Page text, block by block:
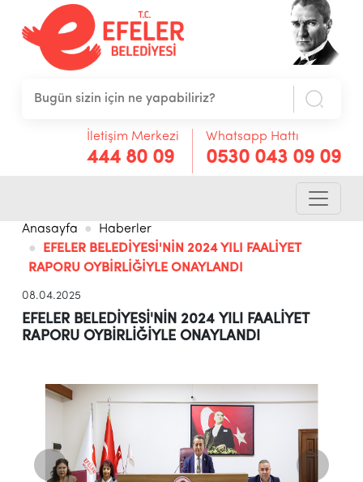
İletişim Merkezi
444 80 09
Whatsapp Hattı
0530 043 09 09
Anasayfa
Haberler
EFELER BELEDİYESİ'NİN 2024 YILI FAALİYET
RAPORU OYBİRLİĞİYLE ONAYLANDI
08.04.2025
EFELER BELEDİYESİ'NİN 2024 YILI FAALİYET
RAPORU OYBİRLİĞİYLE ONAYLANDI